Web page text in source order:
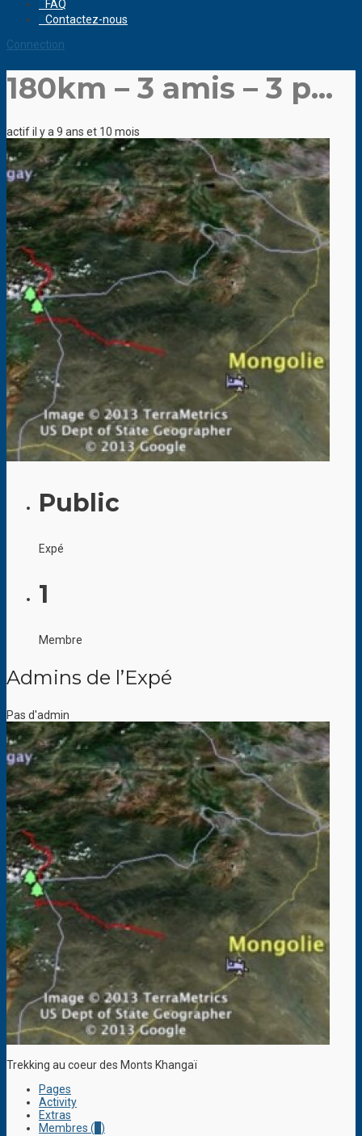
FAQ
Contactez-nous
Connection
180km – 3 amis – 3 p...
actif il y a 9 ans et 10 mois
Public
Expé
1
Membre
Admins de l’Expé
Pas d'admin
Trekking au coeur des Monts Khangaï
Pages
Activity
Extras
Membres ( )